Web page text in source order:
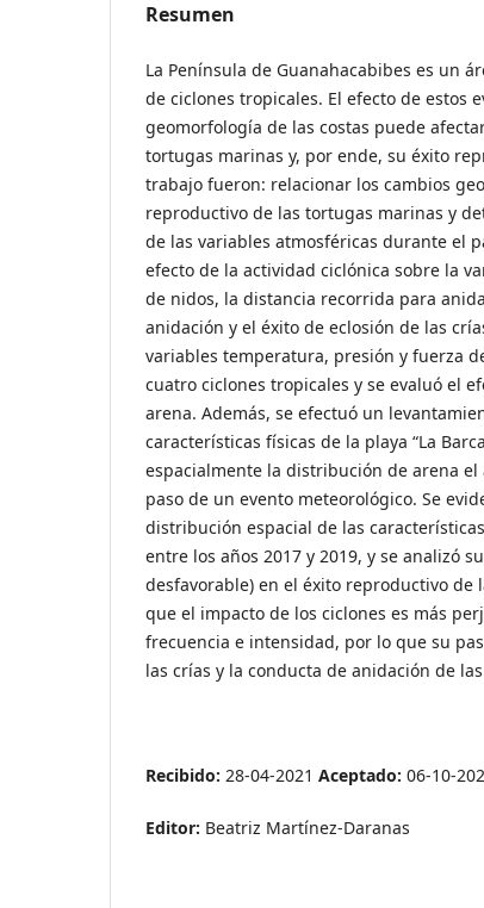
Resumen
La Península de Guanahacabibes es un
de ciclones tropicales. El efecto de estos
geomorfología de las costas puede
tortugas marinas y, por ende, su éxito
trabajo fueron: relacionar los cambios
reproductivo de las tortugas marinas y
de las variables atmosféricas durante el
efecto de la actividad ciclónica sobre la
de nidos, la distancia recorrida para
anidación y el éxito de eclosión de las
variables temperatura, presión y fuerza
cuatro ciclones tropicales y se evaluó el
arena. Además, se efectuó un
características físicas de la playa “La
espacialmente la distribución de arena
paso de un evento meteorológico. Se
distribución espacial de las características
entre los años 2017 y 2019, y se analizó
desfavorable) en el éxito reproductivo de
que el impacto de los ciclones es más
frecuencia e intensidad, por lo que su
las crías y la conducta de anidación de
Recibido: 28-04-2021 Aceptado: 06-10-
Editor: Beatriz Martínez-Daranas